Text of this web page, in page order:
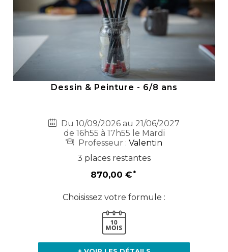
Dessin & Peinture - 6/8 ans
Du 10/09/2026 au 21/06/2027
de 16h55 à 17h55 le Mardi
Professeur : Valentin
3 places restantes
870,00 €
Choisissez votre formule :